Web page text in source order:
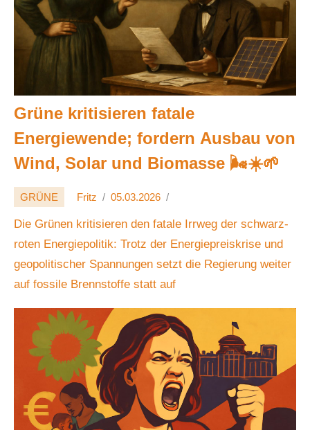
Grüne kritisieren fatale
Energiewende; fordern Ausbau von
Wind, Solar und Biomasse 🌬️☀️🌱
GRÜNE Fritz 05.03.2026
Die Grünen kritisieren den fatale Irrweg der schwarz-
roten Energiepolitik: Trotz der Energiepreiskrise und
geopolitischer Spannungen setzt die Regierung weiter
auf fossile Brennstoffe statt auf